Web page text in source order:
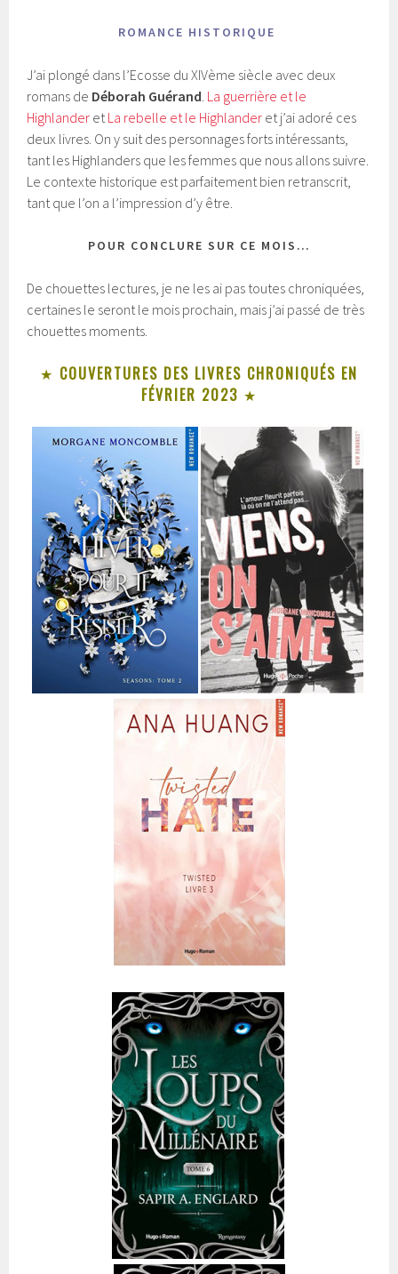
ROMANCE HISTORIQUE
J’ai plongé dans l’Ecosse du XIVème siècle avec deux
romans de Déborah Guérand. La guerrière et le
Highlander etLa rebelle et le Highlander et j’ai adoré ces
deux livres. On y suit des personnages forts intéressants,
tant les Highlanders que les femmes que nous allons suivre.
Le contexte historique est parfaitement bien retranscrit,
tant que l’on a l’impression d’y être.
POUR CONCLURE SUR CE MOIS…
De chouettes lectures, je ne les ai pas toutes chroniquées,
certaines le seront le mois prochain, mais j’ai passé de très
chouettes moments.
★ COUVERTURES DES LIVRES CHRONIQUÉS EN
FÉVRIER 2023 ★